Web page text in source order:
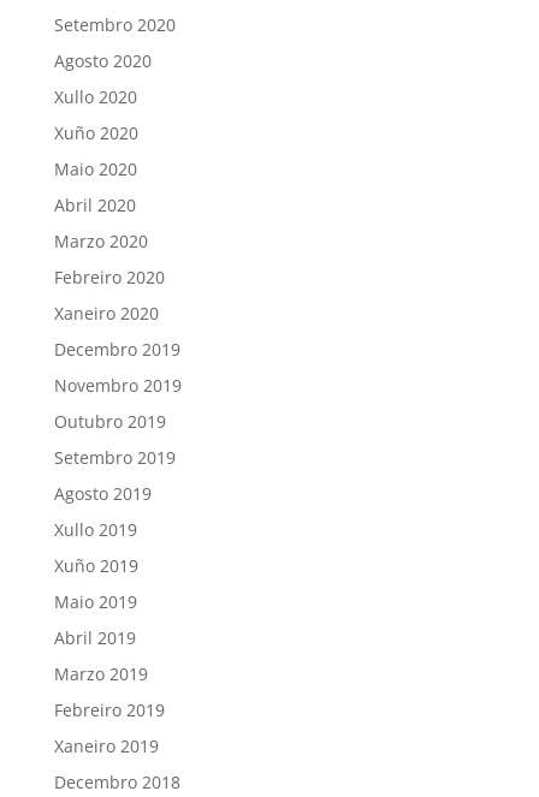
Setembro 2020
Agosto 2020
Xullo 2020
Xuño 2020
Maio 2020
Abril 2020
Marzo 2020
Febreiro 2020
Xaneiro 2020
Decembro 2019
Novembro 2019
Outubro 2019
Setembro 2019
Agosto 2019
Xullo 2019
Xuño 2019
Maio 2019
Abril 2019
Marzo 2019
Febreiro 2019
Xaneiro 2019
Decembro 2018